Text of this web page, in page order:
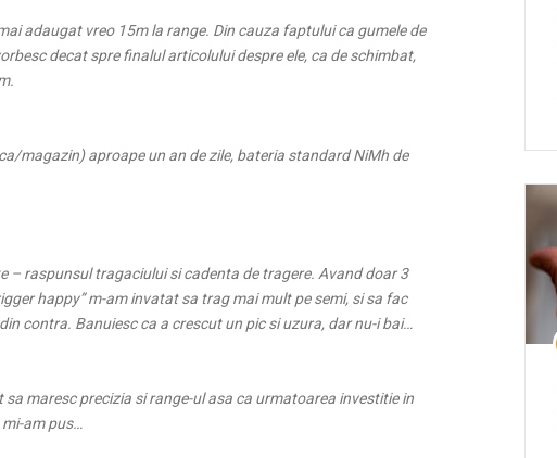
adaugat vreo 15m la range. Din cauza faptului ca gumele de
decat spre finalul articolului despre ele, ca de schimbat,
magazin) aproape un an de zile, bateria standard NiMh de
– raspunsul tragaciului si cadenta de tragere. Avand doar 3
happy” m-am invatat sa trag mai mult pe semi, si sa fac
contra. Banuiesc ca a crescut un pic si uzura, dar nu-i bai…
maresc precizia si range-ul asa ca urmatoarea investitie in
am pus…